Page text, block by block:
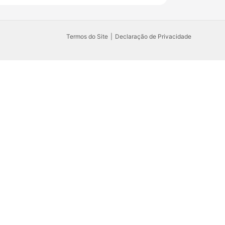
Termos do Site Declaração de Privacidade